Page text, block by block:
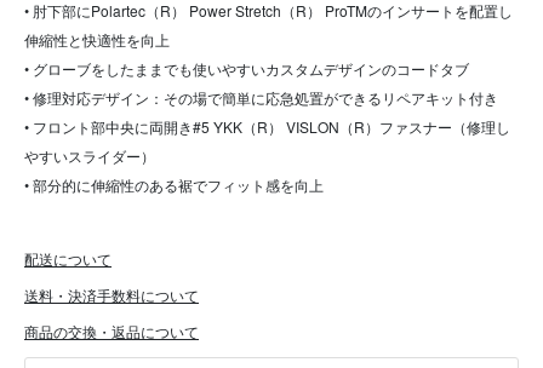
• 肘下部にPolartec（R） Power Stretch（R） ProTMのインサートを配置し
伸縮性と快適性を向上
• グローブをしたままでも使いやすいカスタムデザインのコードタブ
• 修理対応デザイン：その場で簡単に応急処置ができるリペアキット付き
• フロント部中央に両開き#5 YKK（R） VISLON（R）ファスナー（修理し
やすいスライダー）
• 部分的に伸縮性のある裾でフィット感を向上
配送について
送料・決済手数料について
商品の交換・返品について